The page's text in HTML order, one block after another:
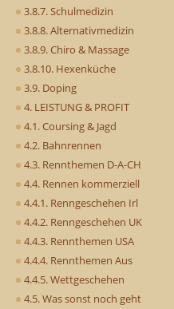
3.8.7. Schulmedizin
3.8.8. Alternativmedizin
3.8.9. Chiro & Massage
3.8.10. Hexenküche
3.9. Doping
4. LEISTUNG & PROFIT
4.1. Coursing & Jagd
4.2. Bahnrennen
4.3. Rennthemen D-A-CH
4.4. Rennen kommerziell
4.4.1. Renngeschehen Irl
4.4.2. Renngeschehen UK
4.4.3. Rennthemen USA
4.4.4. Rennthemen Aus
4.4.5. Wettgeschehen
4.5. Was sonst noch geht